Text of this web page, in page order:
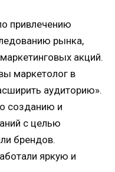
привлечению
рынка,
акций.
маркетолог в
аудиторию».
созданию и
с целью
брендов.
яркую и